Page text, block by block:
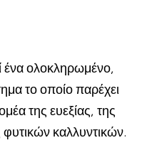
ένα ολοκληρωμένο,
το οποίο παρέχει
της ευεξίας, της
καλλυντικών.